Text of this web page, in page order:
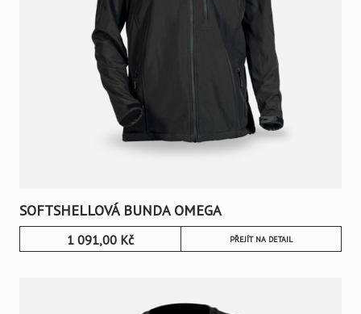
SOFTSHELLOVÁ BUNDA OMEGA
1 091,00 Kč PŘEJÍT NA DETAIL